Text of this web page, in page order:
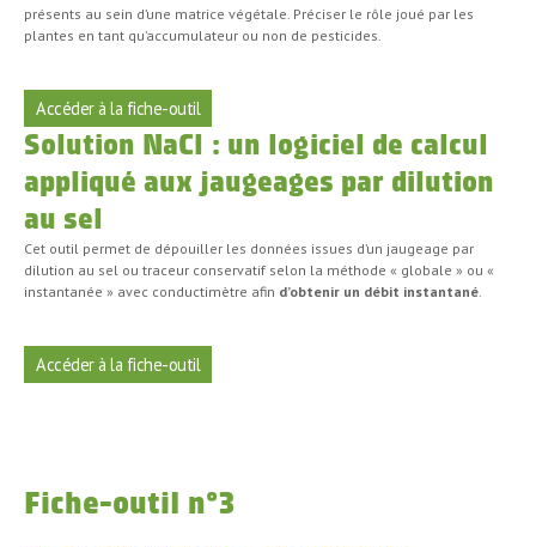
Solution NaCl : un logiciel de calcul
appliqué aux jaugeages par dilution
au sel
Cet outil permet de dépouiller les données issues d’un jaugeage par
dilution au sel ou traceur conservatif selon la méthode « globale » ou «
instantanée » avec conductimètre afin d’obtenir un débit instantané.
Accéder à la fiche-outil
présents au sein d’une matrice végétale. Préciser le rôle joué par les
plantes en tant qu’accumulateur ou non de pesticides.
Accéder à la fiche-outil
Fiche-outil n°3